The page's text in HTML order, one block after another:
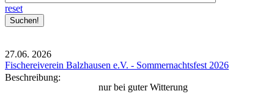
reset
27.06. 2026
Fischereiverein Balzhausen e.V. - Sommernachtsfest 2026
Beschreibung:
nur bei guter Witterung